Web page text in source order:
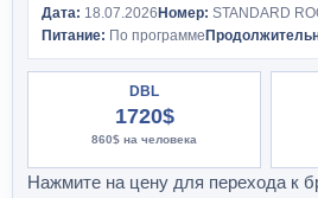
Дата: 18.07.2026Номер: STANDARD
Питание: По программе
DBL
1720$
860$ на человека
Нажмите на цену для перехода к